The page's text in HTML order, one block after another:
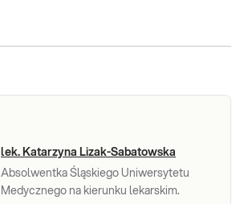
lek. Katarzyna Lizak-Sabatowska
Absolwentka Śląskiego Uniwersytetu
Medycznego na kierunku lekarskim.